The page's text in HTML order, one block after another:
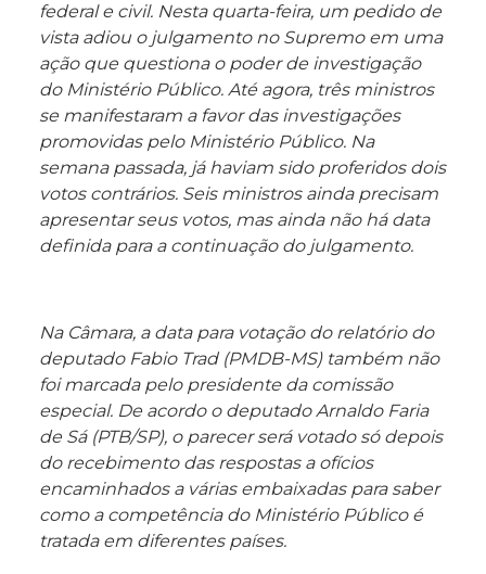
federal e civil. Nesta quarta-feira, um pedido de
vista adiou o julgamento no Supremo em uma
ação que questiona o poder de investigação
do Ministério Público. Até agora, três ministros
se manifestaram a favor das investigações
promovidas pelo Ministério Público. Na
semana passada, já haviam sido proferidos dois
votos contrários. Seis ministros ainda precisam
apresentar seus votos, mas ainda não há data
definida para a continuação do julgamento.
Na Câmara, a data para votação do relatório do
deputado Fabio Trad (PMDB-MS) também não
foi marcada pelo presidente da comissão
especial. De acordo o deputado Arnaldo Faria
de Sá (PTB/SP), o parecer será votado só depois
do recebimento das respostas a ofícios
encaminhados a várias embaixadas para saber
como a competência do Ministério Público é
tratada em diferentes países.